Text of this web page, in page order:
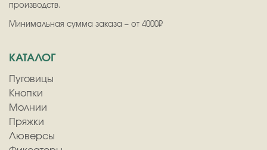
производств.
Минимальная сумма заказа – от 4000₽
КАТАЛОГ
Пуговицы
Кнопки
Молнии
Пряжки
Люверсы